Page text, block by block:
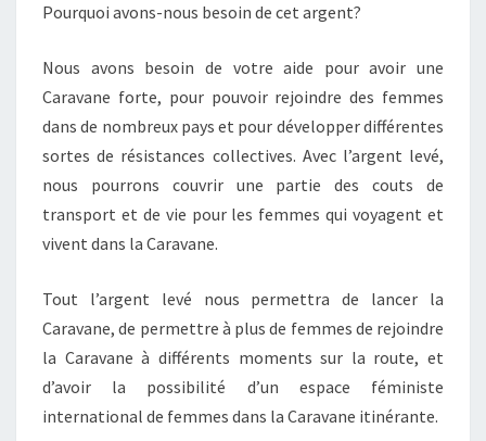
Pourquoi avons-nous besoin de cet argent?
Nous avons besoin de votre aide pour avoir une
Caravane forte, pour pouvoir rejoindre des femmes
dans de nombreux pays et pour développer différentes
sortes de résistances collectives. Avec l’argent levé,
nous pourrons couvrir une partie des couts de
transport et de vie pour les femmes qui voyagent et
vivent dans la Caravane.
Tout l’argent levé nous permettra de lancer la
Caravane, de permettre à plus de femmes de rejoindre
la Caravane à différents moments sur la route, et
d’avoir la possibilité d’un espace féministe
international de femmes dans la Caravane itinérante.